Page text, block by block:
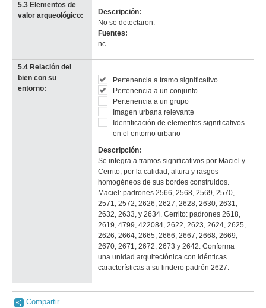
5.3 Elementos de
valor arqueológico:
Descripción:
No se detectaron.
Fuentes:
nc
5.4 Relación del
bien con su
entorno:
Pertenencia a tramo significativo
Pertenencia a un conjunto
Pertenencia a un grupo
Imagen urbana relevante
Identificación de elementos significativos
en el entorno urbano
Descripción:
Se integra a tramos significativos por Maciel y
Cerrito, por la calidad, altura y rasgos
homogéneos de sus bordes construidos.
Maciel: padrones 2566, 2568, 2569, 2570,
2571, 2572, 2626, 2627, 2628, 2630, 2631,
2632, 2633, y 2634. Cerrito: padrones 2618,
2619, 4799, 422084, 2622, 2623, 2624, 2625,
2626, 2664, 2665, 2666, 2667, 2668, 2669,
2670, 2671, 2672, 2673 y 2642. Conforma
una unidad arquitectónica con idénticas
características a su lindero padrón 2627.
Compartir